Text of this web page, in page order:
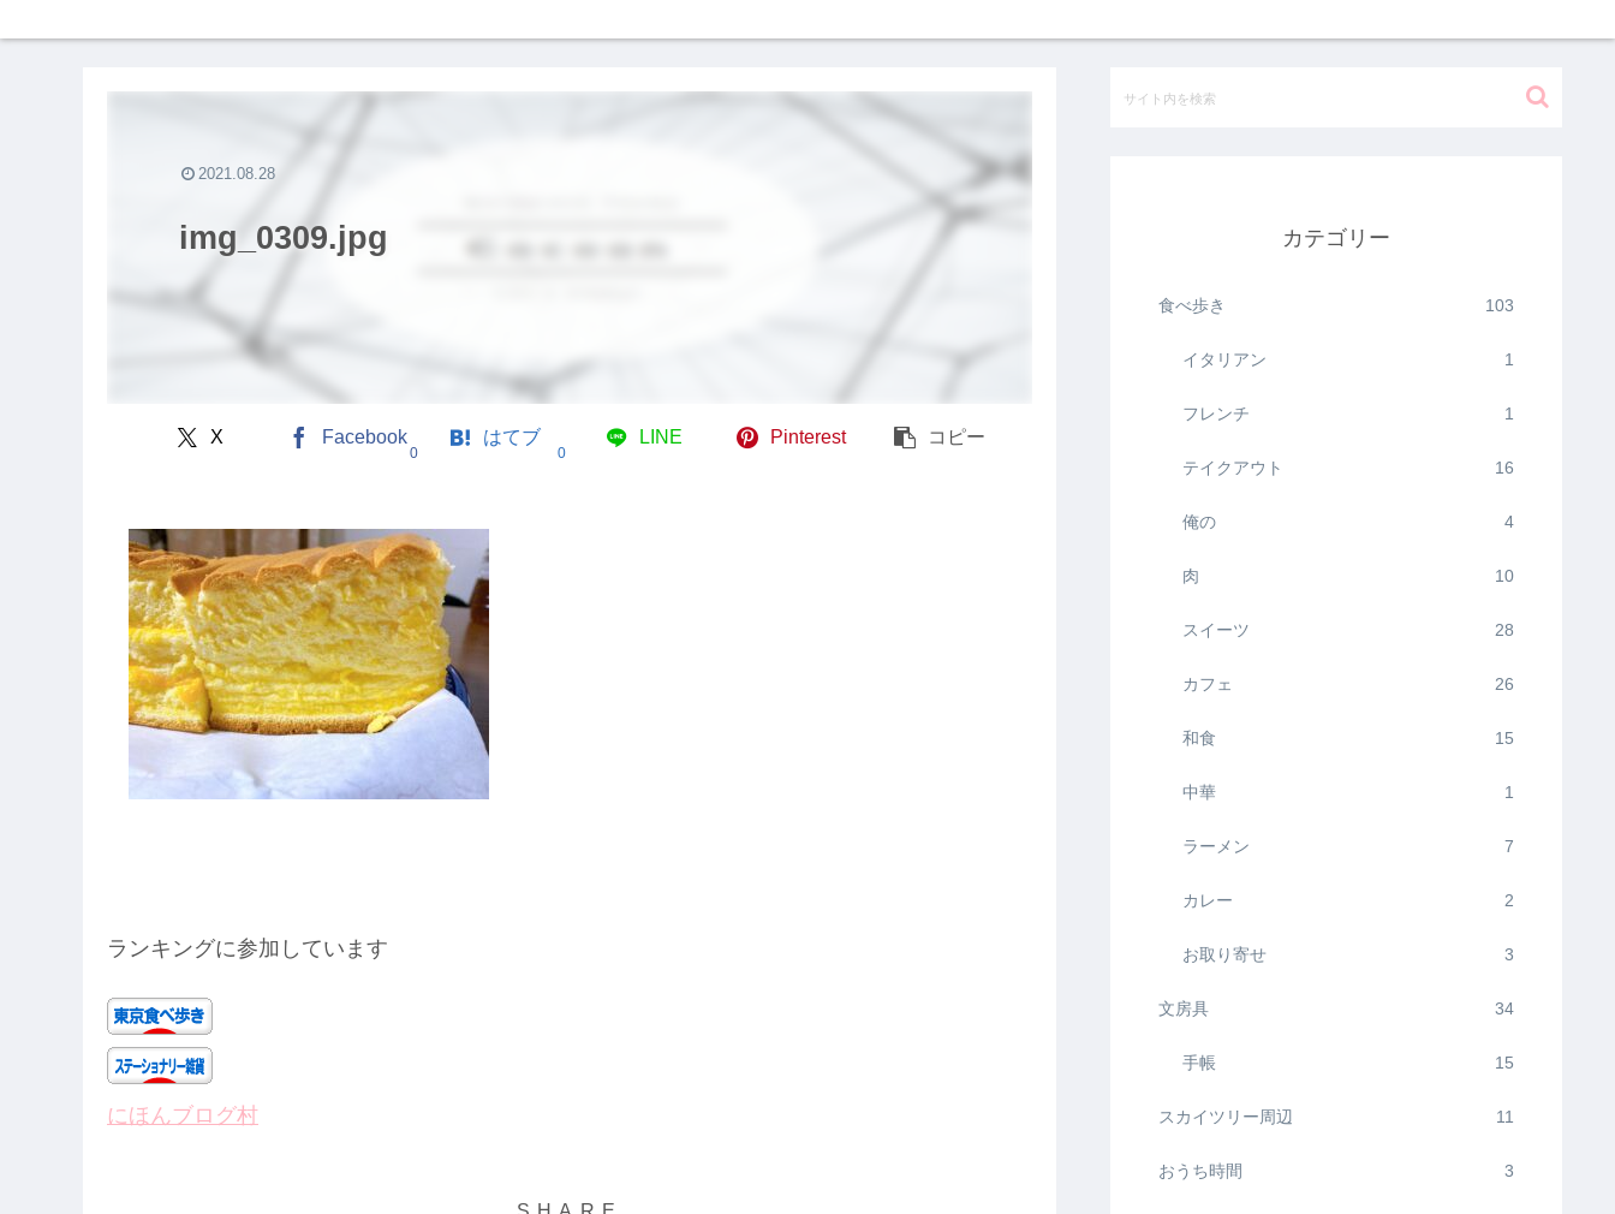
img_0309.jpg
X Facebook
0
はてブ
0
LINE Pinterest コピー
2021.08.28
ランキングに参加しています
にほんブログ村
カテゴリー
食べ歩き 103
イタリアン 1
フレンチ 1
テイクアウト 16
俺の 4
肉 10
スイーツ 28
カフェ 26
和食 15
中華 1
ラーメン 7
カレー 2
お取り寄せ 3
文房具 34
手帳 15
スカイツリー周辺 11
おうち時間 3